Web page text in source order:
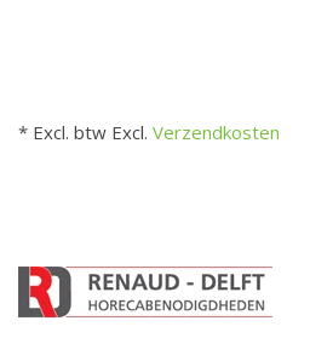
* Excl. btw Excl. Verzendkosten